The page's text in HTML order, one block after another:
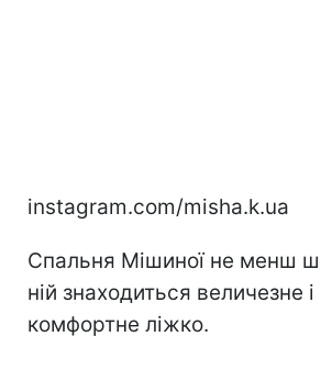
instagram.com/misha.k.ua
Спальня Мішиної не менш
ній знаходиться величезне і
комфортне ліжко.